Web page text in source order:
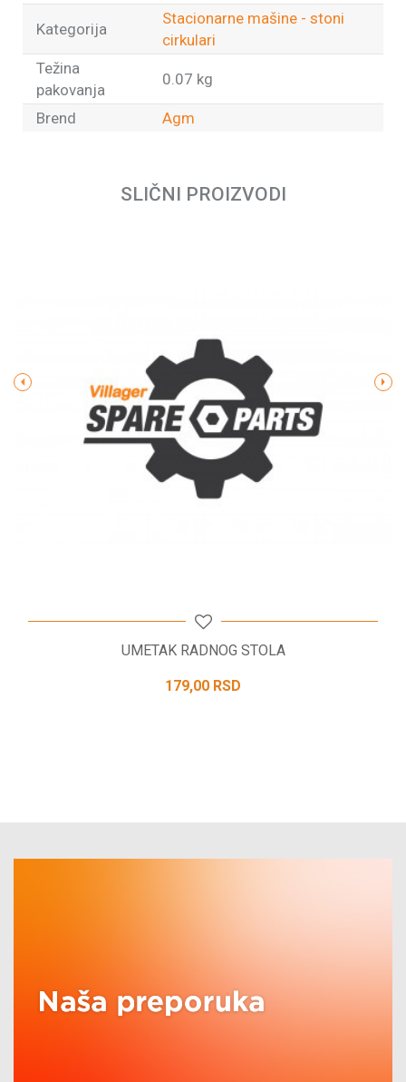
Kategorija
Stacionarne mašine - stoni
cirkulari
Težina
pakovanja
0.07 kg
Brend Agm
POŠALJI
SLIČNI PROIZVODI
UMETAK RADNOG STOLA
179,00 RSD